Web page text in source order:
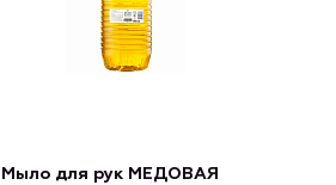
Мыло для рук МЕДОВАЯ